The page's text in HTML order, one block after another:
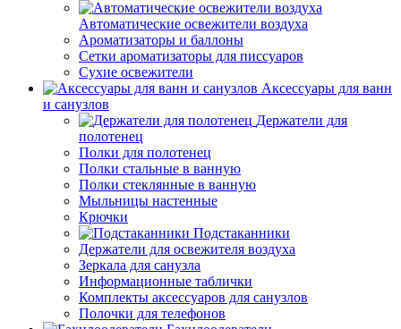
Автоматические освежители воздуха
Ароматизаторы и баллоны
Сетки ароматизаторы для писсуаров
Сухие освежители
Аксессуары для ванн
и санузлов
Держатели для
полотенец
Полки для полотенец
Полки стальные в ванную
Полки стеклянные в ванную
Мыльницы настенные
Крючки
Подстаканники
Держатели для освежителя воздуха
Зеркала для санузла
Информационные таблички
Комплекты аксессуаров для санузлов
Полочки для телефонов